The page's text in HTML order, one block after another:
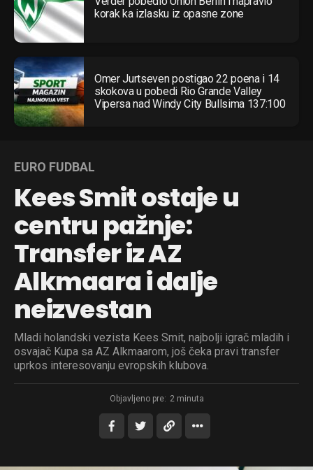
korak ka izlasku iz opasne zone
Omer Jurtseven postigao 22 poena i 14
skokova u pobedi Rio Grande Valley
Vipersa nad Windy City Bullsima 137:100
EURO FUDBAL
Kees Smit ostaje u
centru pažnje:
Transfer iz AZ
Alkmaara i dalje
neizvestan
Mladi holandski vezista Kees Smit, najbolji igrač mladih i
osvajač Kupa sa AZ Alkmaarom, još čeka pravi transfer
uprkos interesovanju evropskih klubova.
Objavljeno pre: 2 minuta